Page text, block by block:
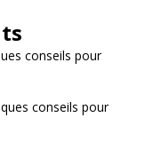
conseils pour
conseils pour